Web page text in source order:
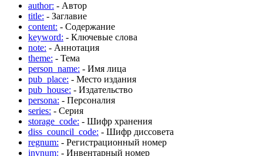
author: - Автор
title: - Заглавие
content: - Содержание
keyword: - Ключевые слова
note: - Аннотация
theme: - Тема
person_name: - Имя лица
pub_place: - Место издания
pub_house: - Издательство
persona: - Персоналия
series: - Серия
storage_code: - Шифр хранения
diss_council_code: - Шифр диссовета
regnum: - Регистрационный номер
invnum: - Инвентарный номер